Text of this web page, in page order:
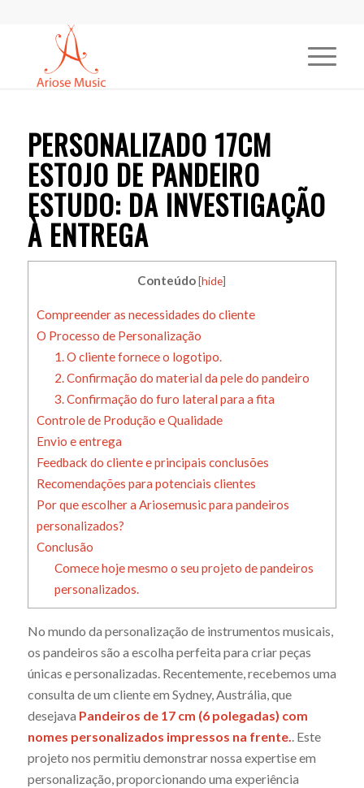
PERSONALIZADO 17CM
ESTOJO DE PANDEIRO
ESTUDO: DA INVESTIGAÇÃO
À ENTREGA
Conteúdo[hide]
Compreender as necessidades do cliente
O Processo de Personalização
1. O cliente fornece o logotipo.
2. Confirmação do material da pele do pandeiro
3. Confirmação do furo lateral para a fita
Controle de Produção e Qualidade
Envio e entrega
Feedback do cliente e principais conclusões
Recomendações para potenciais clientes
Por que escolher a Ariosemusic para pandeiros
personalizados?
Conclusão
Comece hoje mesmo o seu projeto de pandeiros
personalizados.
No mundo da personalização de instrumentos musicais,
os pandeiros são a escolha perfeita para criar peças
únicas e personalizadas. Recentemente, recebemos uma
consulta de um cliente em Sydney, Austrália, que
desejava Pandeiros de 17 cm (6 polegadas) com
nomes personalizados impressos na frente.. Este
projeto nos permitiu demonstrar nossa expertise em
personalização, proporcionando uma experiência